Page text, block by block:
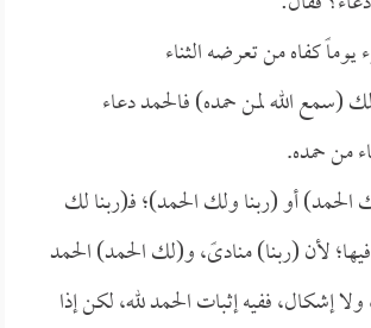
يوماً كفاه من تعرضه الثناء
(سمع الله لمن حمده) فالحمد دعاء
من حمده.
الحمد) أو (ربنا ولك الحمد)؛ فـ(ربنا لك
لأن (ربنا) منادىً، و(لك الحمد) الحمد
إشكال، ففيه إثبات الحمد لله، لكن إذا